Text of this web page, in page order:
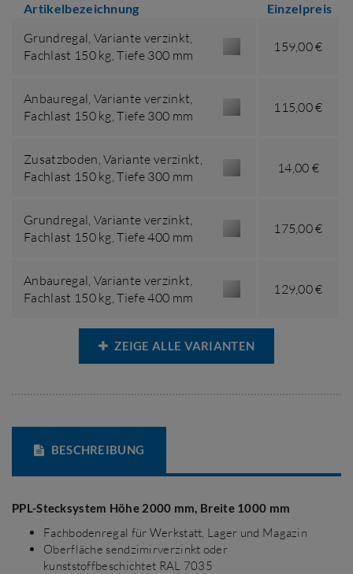
Artikelbezeichnung Einzelpreis
Grundregal, Variante verzinkt,
Fachlast 150 kg,Tiefe 300 mm
159,00 €
Anbauregal, Variante verzinkt,
Fachlast 150 kg,Tiefe 300 mm
115,00 €
Zusatzboden,Variante verzinkt,
Fachlast 150 kg,Tiefe 300 mm
14,00 €
Grundregal, Variante verzinkt,
Fachlast 150 kg,Tiefe 400 mm
175,00 €
Anbauregal, Variante verzinkt,
Fachlast 150 kg,Tiefe 400 mm
129,00 €
ZEIGE ALLE VARIANTEN
BESCHREIBUNG
PPL-Stecksystem Höhe 2000 mm, Breite 1000 mm
Fachbodenregal für Werkstatt, Lager und Magazin
Oberfläche sendzimirverzinkt oder
kunststoffbeschichtet RAL 7035